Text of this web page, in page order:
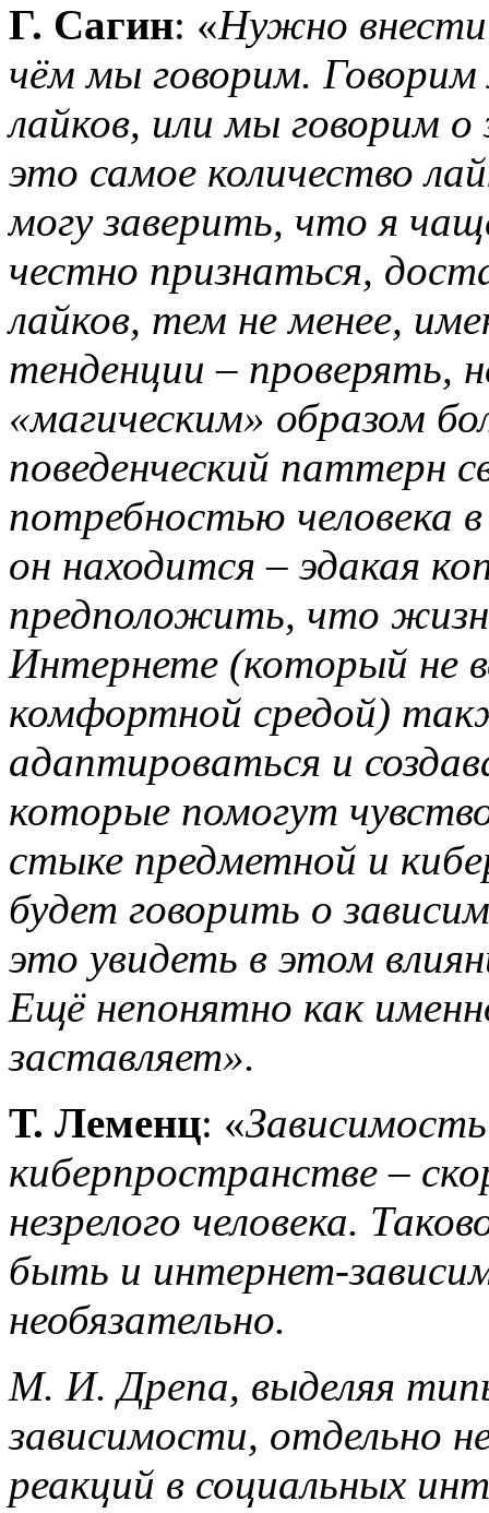
Г. Сагин: «Нужно внести
чём мы говорим.
лайков, или мы говорим
это самое количество
могу заверить, что я
честно признаться,
лайков, тем не менее,
тенденции – проверять,
«магическим» образом
поведенческий паттерн
потребностью человека
он находится – эдакая
предположить, что
Интернете (который не
комфортной средой)
адаптироваться и
которые помогут
стыке предметной и
будет говорить о
это увидеть в этом
Ещё непонятно как
заставляет».
Т. Леменц: «
киберпространстве –
незрелого человека.
быть и интернет-
необязательно.
М. И. Дрепа, выделяя
зависимости, отдельно
реакций в социальных